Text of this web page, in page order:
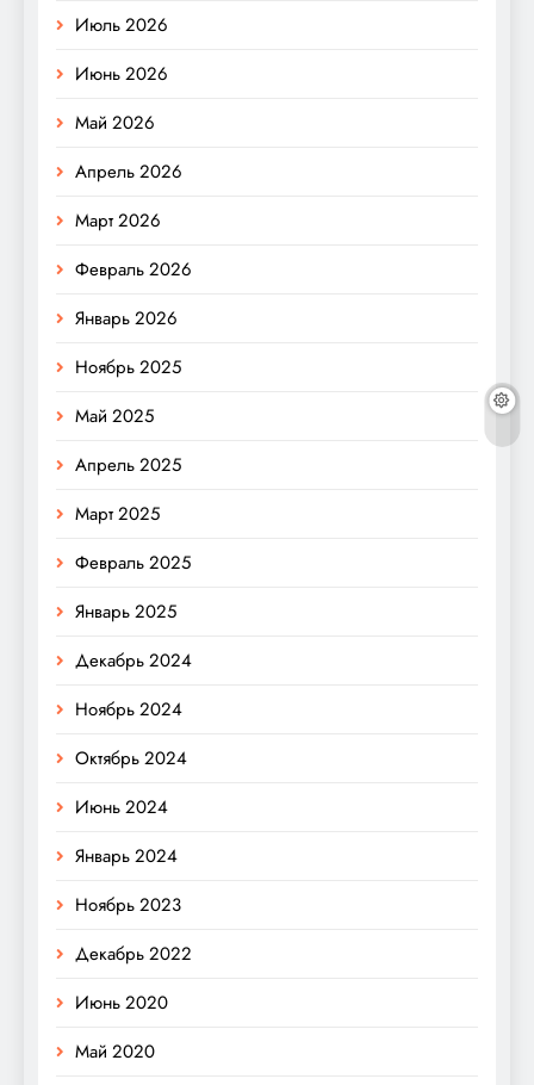
Июль 2026
Июнь 2026
Май 2026
Апрель 2026
Март 2026
Февраль 2026
Январь 2026
Ноябрь 2025
Май 2025
Апрель 2025
Март 2025
Февраль 2025
Январь 2025
Декабрь 2024
Ноябрь 2024
Октябрь 2024
Июнь 2024
Январь 2024
Ноябрь 2023
Декабрь 2022
Июнь 2020
Май 2020